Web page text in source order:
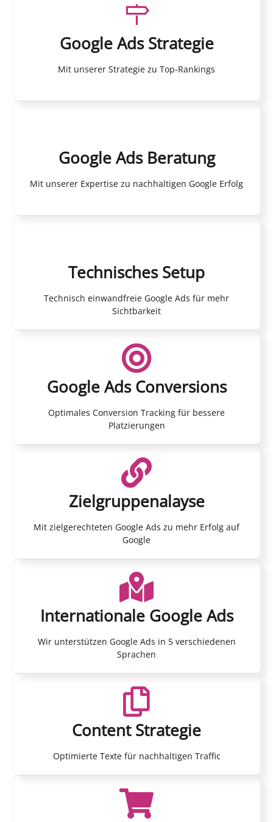
Google Ads Strategie
Mit unserer Strategie zu Top-Rankings
Google Ads Beratung
Mit unserer Expertise zu nachhaltigen Google Erfolg
Technisches Setup
Technisch einwandfreie Google Ads für mehr
Sichtbarkeit
Google Ads Conversions
Optimales Conversion Tracking für bessere
Platzierungen
Zielgruppenalayse
Mit zielgerechteten Google Ads zu mehr Erfolg auf
Google
Internationale Google Ads
Wir unterstützen Google Ads in 5 verschiedenen
Sprachen
Content Strategie
Optimierte Texte für nachhaltigen Traffic